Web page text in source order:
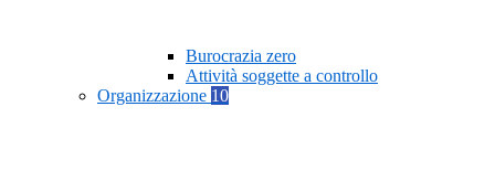
Burocrazia zero
Attività soggette a controllo
Organizzazione 10